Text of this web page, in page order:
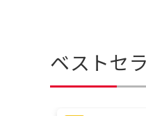
ベストセ